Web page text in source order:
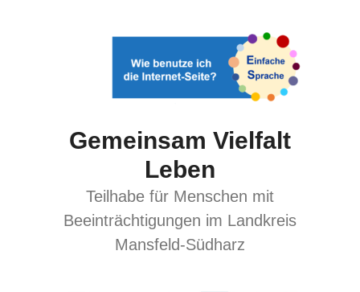
Gemeinsam Vielfalt
Leben
Teilhabe für Menschen mit
Beeinträchtigungen im Landkreis
Mansfeld-Südharz